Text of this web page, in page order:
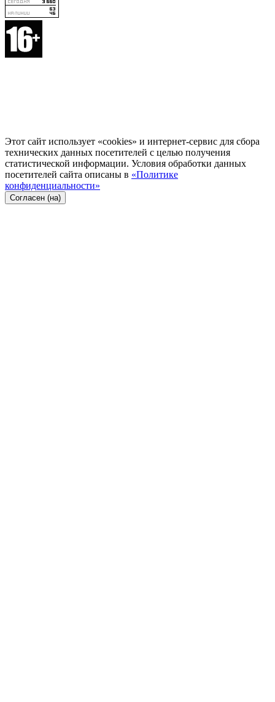
Этот сайт использует «cookies» и интернет-сервис для сбора
технических данных посетителей с целью получения
статистической информации. Условия обработки данных
посетителей сайта описаны в «Политике
конфиденциальности»
Согласен (на)